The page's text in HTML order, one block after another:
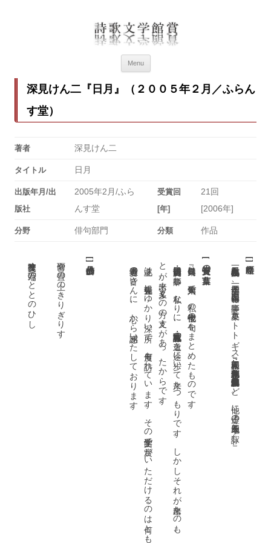
詩歌文学館賞
Menu
深見けん二『日月』（２００５年２月／ふらん
す堂）
著者 深見けん二
タイトル 日月
出版年月/出
版社
2005年2月/ふら
んす堂
受賞回
[年]
21回
[2006年]
分野 俳句部門 分類 作品
[
]
一九二二年福島県高玉鉱山生れ。四一年高浜虚子、四二年山口青邨に師事。『夏草』『ホトトギス』『珊』『屋根』同人。九一年『花鳥来』（季刊）創刊主宰。句集『父子唱和』『花鳥来』（俳人協会賞）『水影』など。他に『虚子の天地』『四季を詠む』
[
受賞の言葉
]
句集『日月』は、第六句集で、私の七十代後半の句をまとめたものです。
と
。
北上は、青邨先生にゆかり深い所で、何度も訪れています。その文学館で賞がいただけるのは何とも嬉しい限りです。
選考委員の皆さんに、心から感謝いたしております。
[
]
雨音や畳の上のきりぎりす
除夜篝焚く万端のととのひし